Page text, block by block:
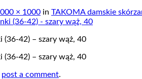
× 1000 in TAKOMA damskie
(36-42) – szary wąż, 40
(36-42) – szary wąż, 40
post a comment.